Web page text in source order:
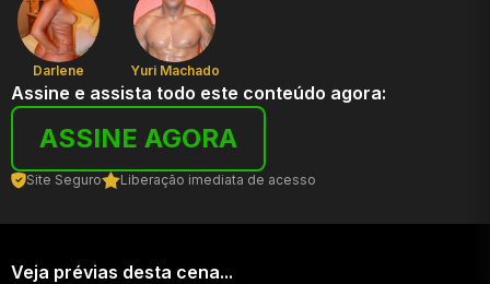
Darlene Yuri Machado
Assine e assista todo este conteúdo agora:
ASSINE AGORA
Site Seguro Liberação imediata de acesso
Veja prévias desta cena...